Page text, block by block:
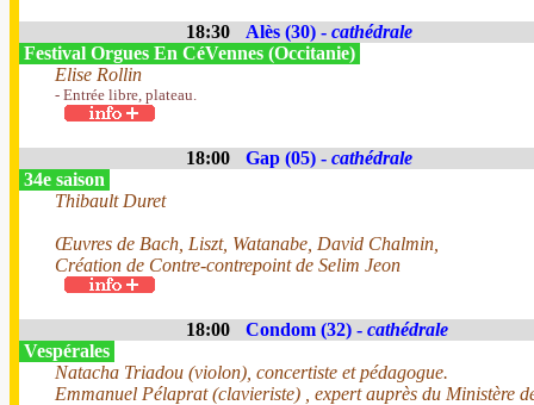
18:30 Alès (30) - cathédrale
Festival Orgues En CéVennes (Occitanie)
Elise Rollin
- Entrée libre, plateau.
18:00 Gap (05) - cathédrale
34e saison
Thibault Duret
Œuvres de Bach, Liszt, Watanabe, David Chalmin,
Création de Contre-contrepoint de Selim Jeon
18:00 Condom (32) - cathédrale
Vespérales
Natacha Triadou (violon), concertiste et pédagogue.
Emmanuel Pélaprat (clavieriste) , expert auprès du Ministère